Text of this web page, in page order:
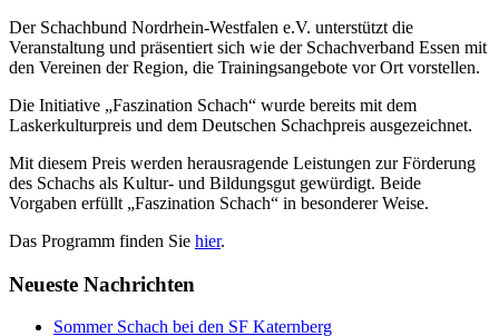
Der Schachbund Nordrhein-Westfalen e.V. unterstützt die
Veranstaltung und präsentiert sich wie der Schachverband Essen mit
den Vereinen der Region, die Trainingsangebote vor Ort vorstellen.
Die Initiative „Faszination Schach“ wurde bereits mit dem
Laskerkulturpreis und dem Deutschen Schachpreis ausgezeichnet.
Mit diesem Preis werden herausragende Leistungen zur Förderung
des Schachs als Kultur- und Bildungsgut gewürdigt. Beide
Vorgaben erfüllt „Faszination Schach“ in besonderer Weise.
Das Programm finden Sie hier.
Neueste Nachrichten
Sommer Schach bei den SF Katernberg